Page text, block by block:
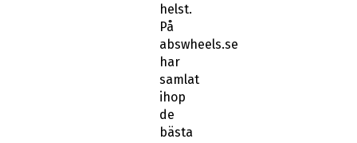
helst.
På
abswheels.se
har
samlat
ihop
de
bästa